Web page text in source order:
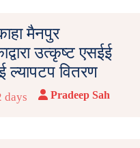
मैनपुर
उत्कृष्ट एसईई
ल्यापटप वितरण
days Pradeep Sah